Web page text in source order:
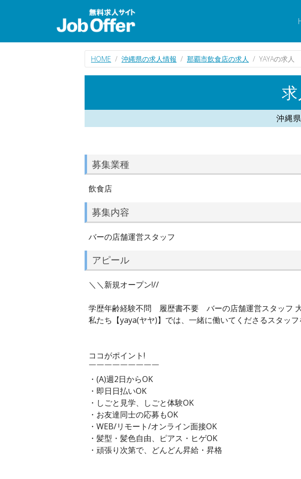
HOME 沖縄県の求人情報 那覇市飲食店の求人 YAYAの求人
沖縄
募集業種
飲食店
募集内容
バーの店舗運営スタッフ
アピール
＼＼新規オープン!//
学歴年齢経験不問 履歴書不要 バーの店舗運営スタッフ
私たち【yaya(ヤヤ)】では、一緒に働いてくださるスタッフ
ココがポイント!
￣￣￣￣￣￣￣￣￣
・(A)週2日からOK
・即日日払いOK
・しごと見学、しごと体験OK
・お友達同士の応募もOK
・WEB/リモート/オンライン面接OK
・髪型・髪色自由、ピアス・ヒゲOK
・頑張り次第で、どんどん昇給・昇格